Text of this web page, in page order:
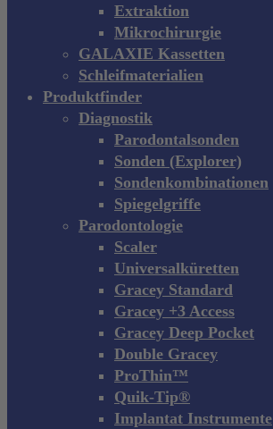
Extraktion
Mikrochirurgie
GALAXIE Kassetten
Schleifmaterialien
Produktfinder
Diagnostik
Parodontalsonden
Sonden (Explorer)
Sondenkombinationen
Spiegelgriffe
Parodontologie
Scaler
Universalküretten
Gracey Standard
Gracey +3 Access
Gracey Deep Pocket
Double Gracey
ProThin™
Quik-Tip®
Implantat Instrumente